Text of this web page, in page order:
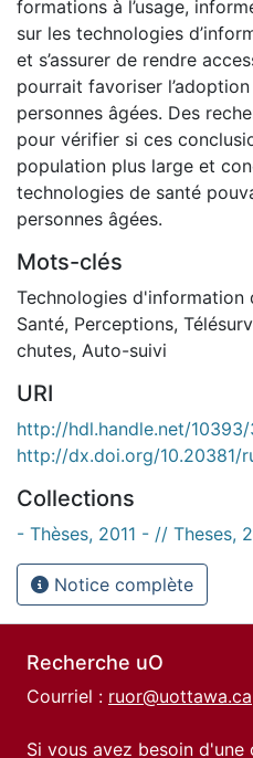
formations à l’usage,
sur les technologies
et s’assurer de rendre
pourrait favoriser
personnes âgées. Des
pour vérifier si ces
population plus large et
technologies de santé
personnes âgées.
Mots-clés
Technologies d'information
Santé, Perceptions,
chutes, Auto-suivi
URI
http://hdl.handle.net/
http://dx.doi.org/10.20381/
Collections
- Thèses, 2011 - // Theses,
Notice complète
Recherche uO
Courriel : ruor@uottawa.ca
Si vous avez besoin